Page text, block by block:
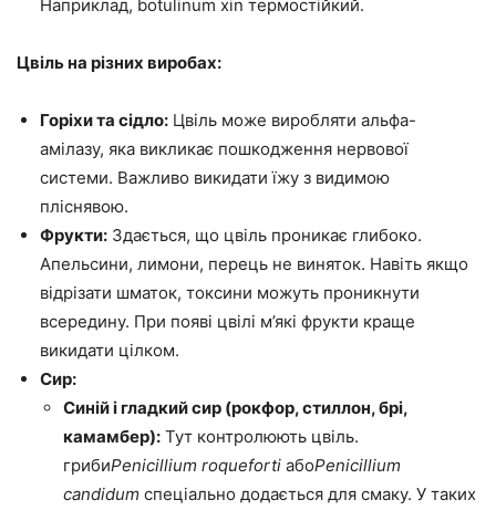
Наприклад, botulinum xin термостійкий.
Цвіль на різних виробах:
Горіхи та сідло: Цвіль може виробляти альфа-
амілазу, яка викликає пошкодження нервової
системи. Важливо викидати їжу з видимою
пліснявою.
Фрукти: Здається, що цвіль проникає глибоко.
Апельсини, лимони, перець не виняток. Навіть якщо
відрізати шматок, токсини можуть проникнути
всередину. При появі цвілі м’які фрукти краще
викидати цілком.
Сир:
Синій і гладкий сир (рокфор, стиллон, брі,
камамбер): Тут контролюють цвіль.
грибиPenicillium roqueforti абоPenicillium
candidum спеціально додається для смаку. У таких